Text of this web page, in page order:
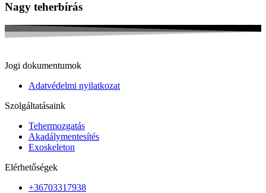
Nagy teherbírás
Jogi dokumentumok
Adatvédelmi nyilatkozat
Szolgáltatásaink
Tehermozgatás
Akadálymentesítés
Exoskeleton
Elérhetőségek
+36703317938